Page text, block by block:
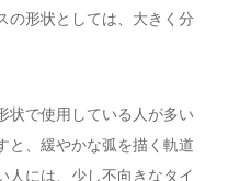
の形状としては、大きく分
状で使用している人が多い
と、緩やかな弧を描く軌道
人には、少し不向きなタイ